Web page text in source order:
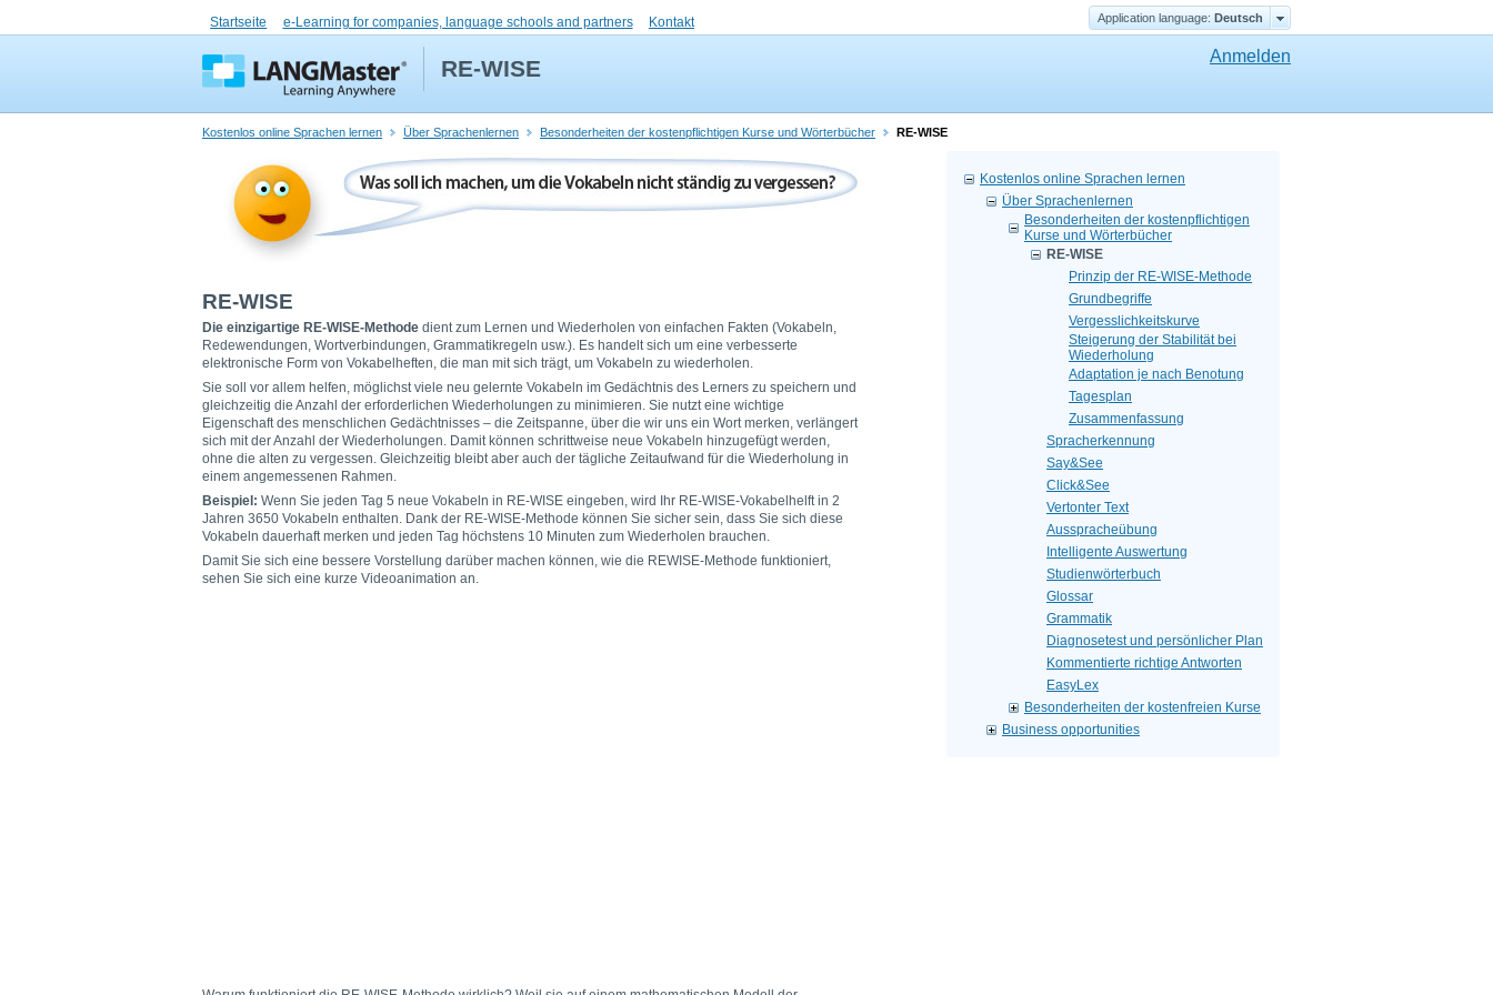
Startseite e-Learning for companies, language schools and partners Kontakt Application language: Deutsch
RE-WISE Anmelden
Kostenlos online Sprachen lernen Über Sprachenlernen Besonderheiten der kostenpflichtigen Kurse und Wörterbücher RE-WISE
RE-WISE
Die einzigartige RE-WISE-Methode dient zum Lernen und Wiederholen von einfachen Fakten (Vokabeln,
Redewendungen, Wortverbindungen, Grammatikregeln usw.). Es handelt sich um eine verbesserte
elektronische Form von Vokabelheften, die man mit sich trägt, um Vokabeln zu wiederholen.
Sie soll vor allem helfen, möglichst viele neu gelernte Vokabeln im Gedächtnis des Lerners zu speichern und
gleichzeitig die Anzahl der erforderlichen Wiederholungen zu minimieren. Sie nutzt eine wichtige
Eigenschaft des menschlichen Gedächtnisses – die Zeitspanne, über die wir uns ein Wort merken, verlängert
sich mit der Anzahl der Wiederholungen. Damit können schrittweise neue Vokabeln hinzugefügt werden,
ohne die alten zu vergessen. Gleichzeitig bleibt aber auch der tägliche Zeitaufwand für die Wiederholung in
einem angemessenen Rahmen.
Beispiel: Wenn Sie jeden Tag 5 neue Vokabeln in RE-WISE eingeben, wird Ihr RE-WISE-Vokabelhelft in 2
Jahren 3650 Vokabeln enthalten. Dank der RE-WISE-Methode können Sie sicher sein, dass Sie sich diese
Vokabeln dauerhaft merken und jeden Tag höchstens 10 Minuten zum Wiederholen brauchen.
Damit Sie sich eine bessere Vorstellung darüber machen können, wie die REWISE-Methode funktioniert,
sehen Sie sich eine kurze Videoanimation an.
Kostenlos online Sprachen lernen
Über Sprachenlernen
Besonderheiten der kostenpflichtigen
Kurse und Wörterbücher
RE-WISE
Prinzip der RE-WISE-Methode
Grundbegriffe
Vergesslichkeitskurve
Steigerung der Stabilität bei
Wiederholung
Adaptation je nach Benotung
Tagesplan
Zusammenfassung
Spracherkennung
Say&See
Click&See
Vertonter Text
Ausspracheübung
Intelligente Auswertung
Studienwörterbuch
Glossar
Grammatik
Diagnosetest und persönlicher Plan
Kommentierte richtige Antworten
EasyLex
Besonderheiten der kostenfreien Kurse
Business opportunities